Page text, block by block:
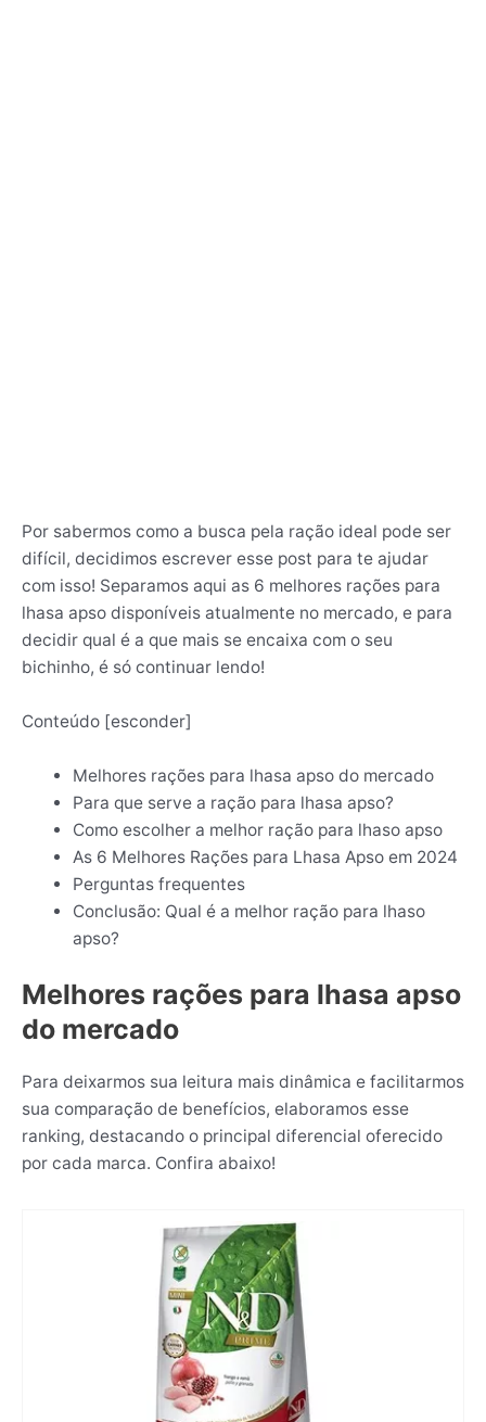
Por sabermos como a busca pela ração ideal pode ser
difícil, decidimos escrever esse post para te ajudar
com isso! Separamos aqui as 6 melhores rações para
lhasa apso disponíveis atualmente no mercado, e para
decidir qual é a que mais se encaixa com o seu
bichinho, é só continuar lendo!
Conteúdo [esconder]
Melhores rações para lhasa apso do mercado
Para que serve a ração para lhasa apso?
Como escolher a melhor ração para lhaso apso
As 6 Melhores Rações para Lhasa Apso em 2024
Perguntas frequentes
Conclusão: Qual é a melhor ração para lhaso
apso?
Melhores rações para lhasa apso
do mercado
Para deixarmos sua leitura mais dinâmica e facilitarmos
sua comparação de benefícios, elaboramos esse
ranking, destacando o principal diferencial oferecido
por cada marca. Confira abaixo!